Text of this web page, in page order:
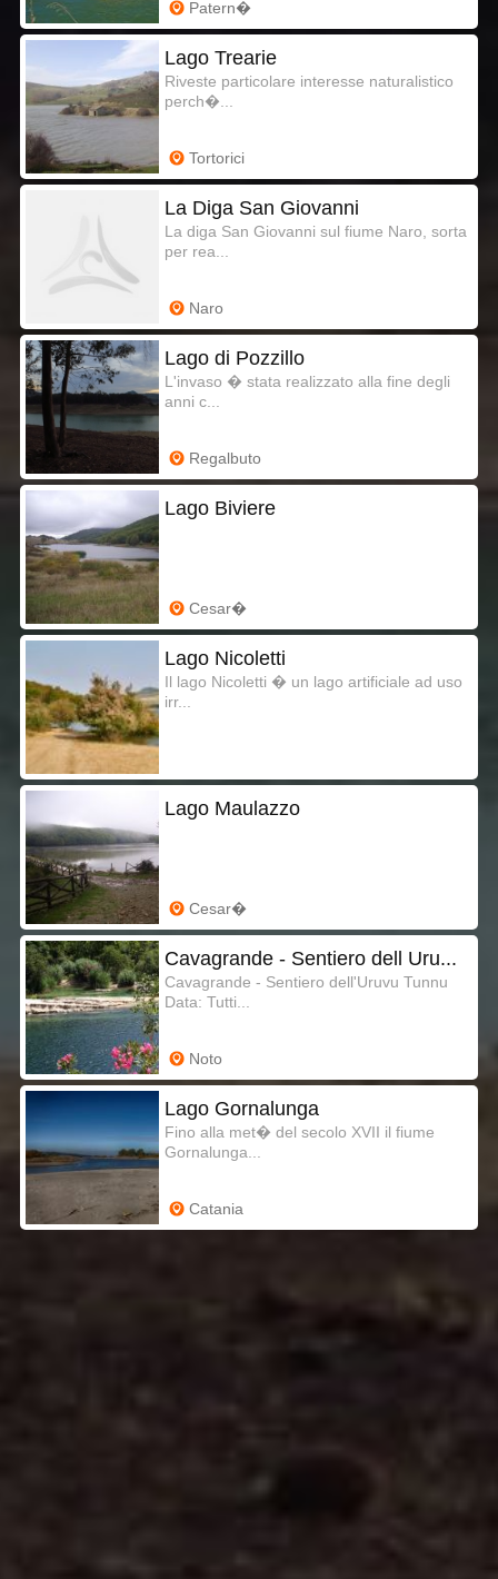
Patern�
Lago Trearie
Riveste particolare interesse naturalistico
perch�...
Tortorici
La Diga San Giovanni
La diga San Giovanni sul fiume Naro, sorta
per rea...
Naro
Lago di Pozzillo
L'invaso � stata realizzato alla fine degli
anni c...
Regalbuto
Lago Biviere
Cesar�
Lago Nicoletti
Il lago Nicoletti � un lago artificiale ad uso
irr...
Lago Maulazzo
Cesar�
Cavagrande - Sentiero dell Uru...
Cavagrande - Sentiero dell'Uruvu Tunnu
Data: Tutti...
Noto
Lago Gornalunga
Fino alla met� del secolo XVII il fiume
Gornalunga...
Catania